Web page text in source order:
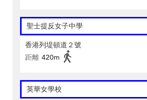
聖士提反女子中學
香港列堤頓道２號
距離 420m
英華女學校